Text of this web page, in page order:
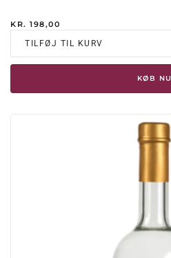
KR. 198,00
TILFØJ TIL KURV
KØB NU